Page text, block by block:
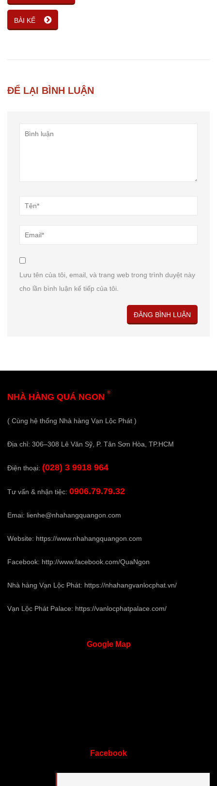
BÀI KẾ
ĐỂ LẠI BÌNH LUẬN
Lưu tên của tôi, email, và trang web trong trình duyệt này
cho lần bình luận kế tiếp của tôi.
NHÀ HÀNG QUÁ NGON ®
( Cùng hệ thống Nhà hàng Vạn Lộc Phát )
Địa chỉ: 306–308 Lê Văn Sỹ, P. Tân Sơn Hòa, TP.HCM
Điện thoại: (028) 3 9918 964
Tư vấn & nhận tiệc: 0906.79.79.32
Emai: lienhe@nhahangquangon.com
Website: https://www.nhahangquangon.com
Facebook: http://www.facebook.com/QuaNgon
Nhà hàng Vạn Lộc Phát: https://nhahangvanlocphat.vn/
Vạn Lộc Phát Palace: https://vanlocphatpalace.com/
GoogleMap
Facebook